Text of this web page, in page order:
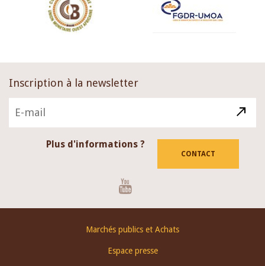
Inscription à la newsletter
Plus d'informations ?
CONTACT
Marchés publics et Achats
Espace presse